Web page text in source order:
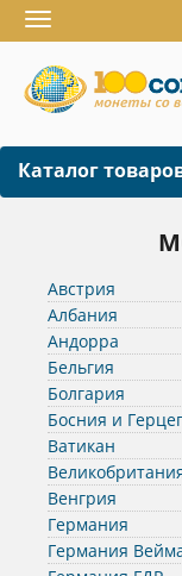
Toggle
navigation
Каталог
Австрия
Албания
Андорра
Бельгия
Болгария
Босния и
Ватикан
Венгрия
Германия
Германия